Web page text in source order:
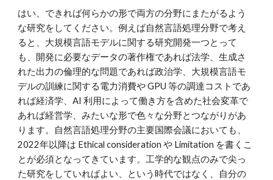
はい、できれば何らかの形で両方の分野にまたがるよう
な研究をしてください。例えば自然言語処理分野で考え
ると、大規模言語モデルに関する研究開発一つとって
も、開発に必要なデータの著作権であれば法学、生成さ
れた出力の倫理的な問題であれば政治学、大規模言語モ
デルの訓練に関する電力消費や GPU 等の調達コストであ
れば経済学、AI 利用によって働き方を含めた社会変革で
あれば経営学、みたいな形で色々な分野とつながりがあ
ります。自然言語処理分野の主要国際会議においても、
2022年以降は Ethical consideration や Limitation を書くこ
とが必須となってきています。工学的な観点のみで尖っ
た研究をしていればよい、という時代ではなく、自分の